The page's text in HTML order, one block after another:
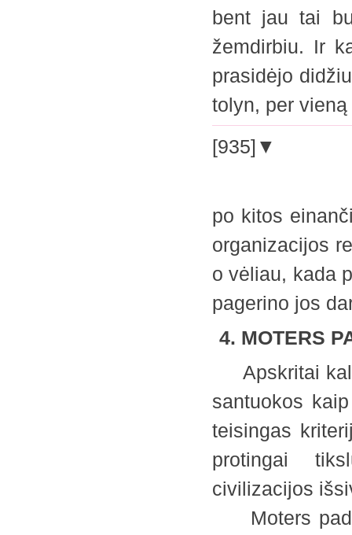
bent jau tai
žemdirbiu. Ir
prasidėjo
tolyn, per
[935]▼
po kitos
organizacijos
o vėliau, kada
pagerino jos
4. MOTERS
Apskritai
santuokos
teisingas
protingai
civilizacijos
Moters